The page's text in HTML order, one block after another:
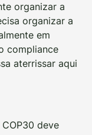
organizar a
organizar a
em
compliance
aterrissar aqui
deve